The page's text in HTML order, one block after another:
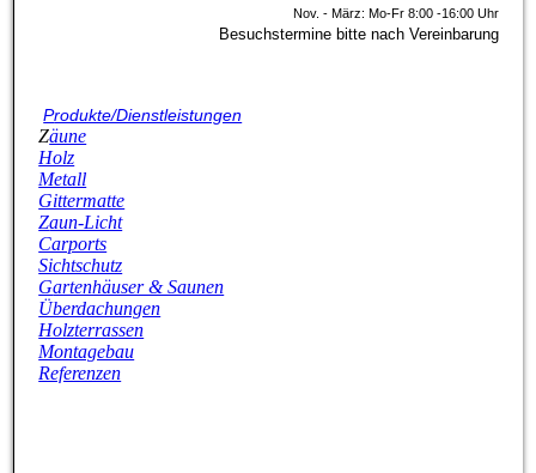
Nov. - März: Mo-Fr 8:00 -16:00 Uhr
Besuchstermine bitte nach Vereinbarung
Produkte/Dienstleistungen
Zäune
Holz
Metall
Gittermatte
Zaun-Licht
Carports
Sichtschutz
Gartenhäuser & Saunen
Überdachungen
Holzterrassen
Montagebau
Referenzen